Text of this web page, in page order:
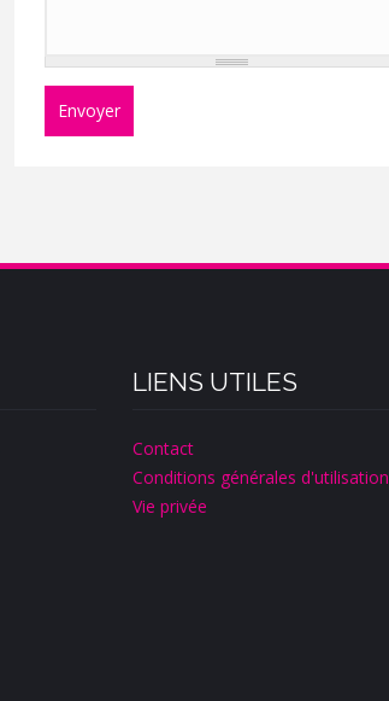
Envoyer
LIENS UTILES
Contact
Conditions générales d'utilisation
Vie privée